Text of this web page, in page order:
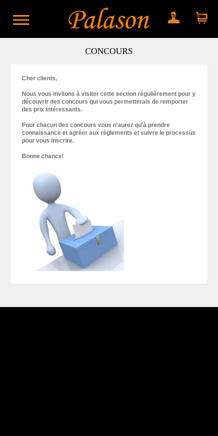
Mon compteMon panier
CONCOURS
Cher clients,
Nous vous invitons à visiter cette section régulièrement pour y
découvrir des concours qui vous permetterais de remporter
des prix intéressants.
Pour chacun des concours vous n'aurez qu'à prendre
connaissance et agréer aux règlements et suivre le processus
pour vous inscrire.
Bonne chance!